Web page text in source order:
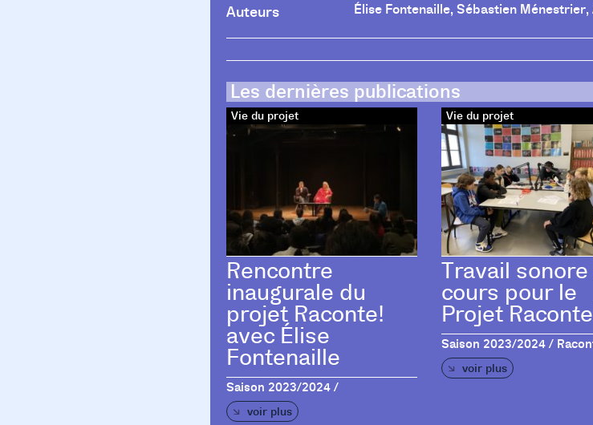
Auteurs Élise Fontenaille,Sébastien Ménestrier,
Les dernières publications
Vie du projet
Rencontre
inaugurale du
projet Raconte!
avec Élise
Fontenaille
Saison 2023/2024 /
voir plus
Vie du projet
Travail sonore
cours pour le
Projet
Saison 2023/2024 /
voir plus